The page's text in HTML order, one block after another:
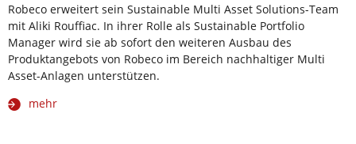
Robeco erweitert sein Sustainable Multi Asset Solutions-Team
mit Aliki Rouffiac. In ihrer Rolle als Sustainable Portfolio
Manager wird sie ab sofort den weiteren Ausbau des
Produktangebots von Robeco im Bereich nachhaltiger Multi
Asset-Anlagen unterstützen.
mehr